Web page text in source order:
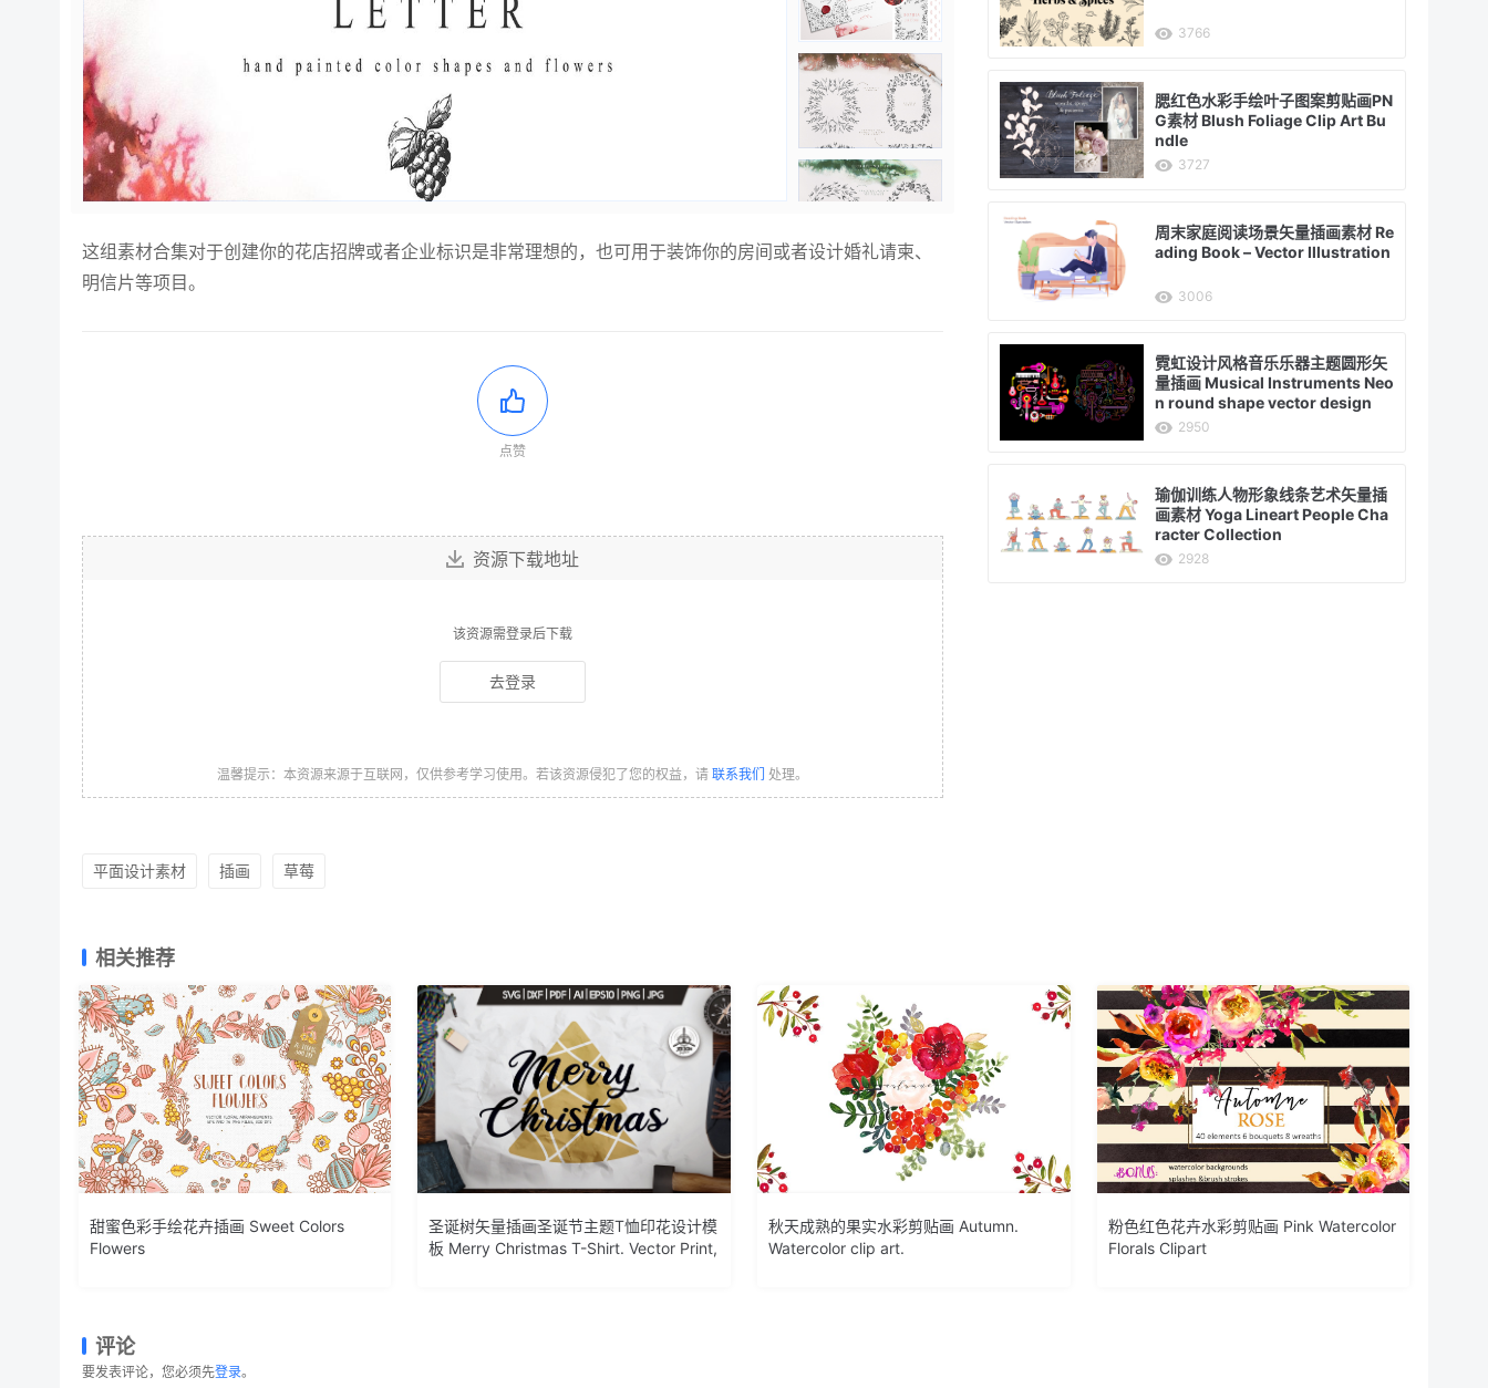
这组素材合集对于创建你的花店招牌或者企业标识是非常理想的，也可用于装饰你的房间或者设计婚礼请柬、
明信片等项目。
点赞
资源下载地址
该资源需登录后下载
去登录
温馨提示：本资源来源于互联网，仅供参考学习使用。若该资源侵犯了您的权益，请 联系我们 处理。
3766
腮红色水彩手绘叶子图案剪贴画PN
G素材 Blush Foliage Clip Art Bu
ndle
3727
周末家庭阅读场景矢量插画素材 Re
ading Book – Vector Illustration
3006
霓虹设计风格音乐乐器主题圆形矢
量插画 Musical Instruments Neo
n round shape vector design
2950
瑜伽训练人物形象线条艺术矢量插
画素材 Yoga Lineart People Cha
racter Collection
2928
平面设计素材 插画 草莓
相关推荐
甜蜜色彩手绘花卉插画 Sweet Colors
Flowers
圣诞树矢量插画圣诞节主题T恤印花设计模
板 Merry Christmas T-Shirt. Vector Print,
秋天成熟的果实水彩剪贴画 Autumn.
Watercolor clip art.
粉色红色花卉水彩剪贴画 Pink Watercolor
Florals Clipart
评论
要发表评论，您必须先登录。